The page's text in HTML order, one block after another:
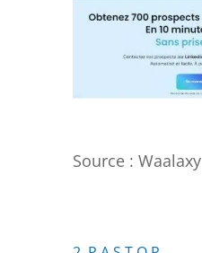
Source : Waalaxy